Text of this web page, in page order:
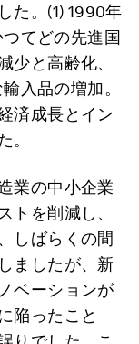
た。(1) 1990年
てどの先進国
少と高齢化、
入品の増加。
済成長とイン
。
業の中小企業
トを削減し、
しばらくの間
ましたが、新
ベーションが
陥ったこと